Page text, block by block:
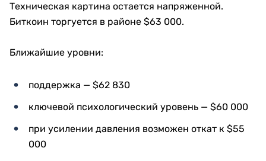
Техническая картина остается напряженной.
Биткоин торгуется в районе $63 000.
Ближайшие уровни:
поддержка — $62 830
ключевой психологический уровень — $60 000
при усилении давления возможен откат к $55
000